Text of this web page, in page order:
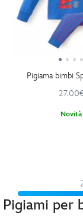
Pigiama bimbi
27.00€
Novità
Pigiami per